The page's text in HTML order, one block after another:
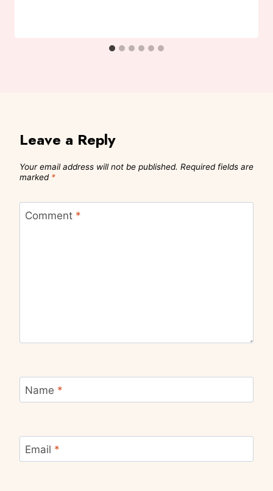
Leave a Reply
Your email address will not be published. Required fields are
marked *
Comment *
Name *
Email *